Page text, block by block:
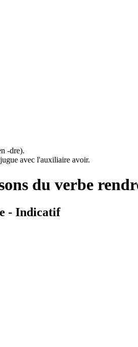
-dre).
avec l'auxiliaire avoir.
du verbe
- Indicatif